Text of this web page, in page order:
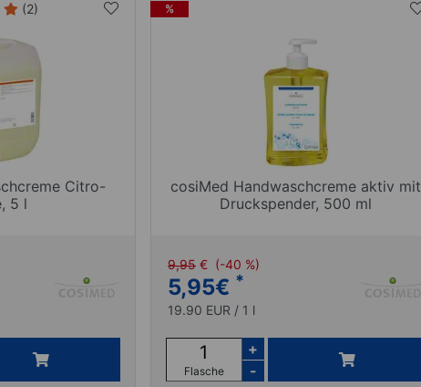
(2)
Citro-
5 l
%
cosiMed Handwaschcreme aktiv mit
Druckspender, 500 ml
9,95 € (-40 %)
5,95€ *
19.90 EUR / 1 l
Flasche
+
-